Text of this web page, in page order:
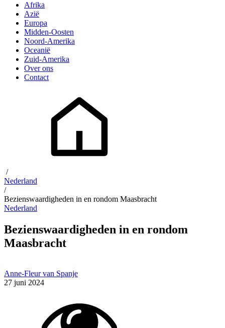
Afrika
Azië
Europa
Midden-Oosten
Noord-Amerika
Oceanië
Zuid-Amerika
Over ons
Contact
/
Nederland
/
Bezienswaardigheden in en rondom Maasbracht
Nederland
Bezienswaardigheden in en rondom
Maasbracht
Anne-Fleur van Spanje
27 juni 2024